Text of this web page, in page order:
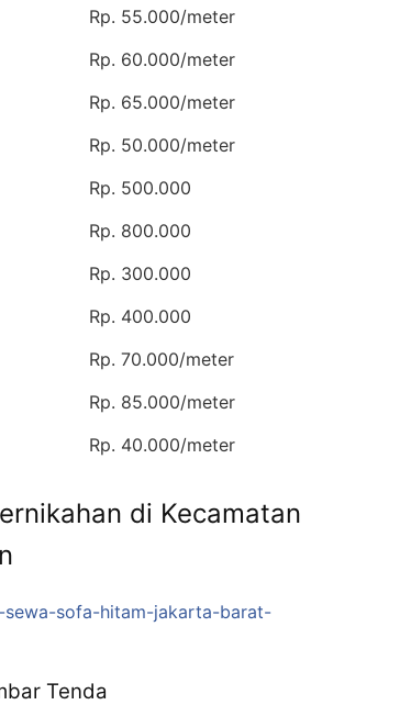
Rp. 55.000/meter
Rp. 60.000/meter
Rp. 65.000/meter
Rp. 50.000/meter
Rp. 500.000
Rp. 800.000
Rp. 300.000
Rp. 400.000
Rp. 70.000/meter
Rp. 85.000/meter
Rp. 40.000/meter
di Kecamatan
sofa-hitam-jakarta-barat-
Tenda